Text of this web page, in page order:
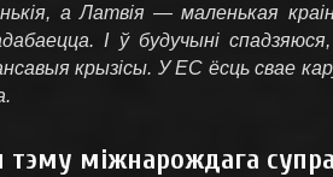
а Латвія — маленькая
І ў будучыні
крызісы. У ЕС ёсць свае
міжнарождага